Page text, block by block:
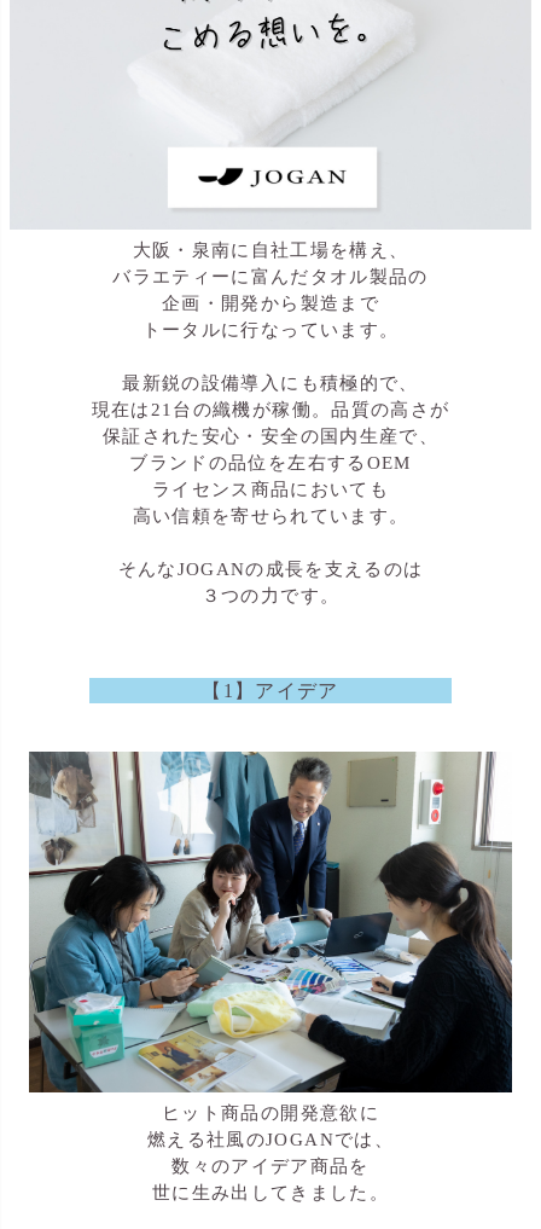
大阪・泉南に自社工場を構え、
バラエティーに富んだタオル製品の
企画・開発から製造まで
トータルに行なっています。
最新鋭の設備導入にも積極的で、
現在は21台の織機が稼働。品質の高さが
保証された安心・安全の国内生産で、
ブランドの品位を左右するOEM
ライセンス商品においても
高い信頼を寄せられています。
そんなJOGANの成長を支えるのは
３つの力です。
【1】アイデア
ヒット商品の開発意欲に
燃える社風のJOGANでは、
数々のアイデア商品を
世に生み出してきました。